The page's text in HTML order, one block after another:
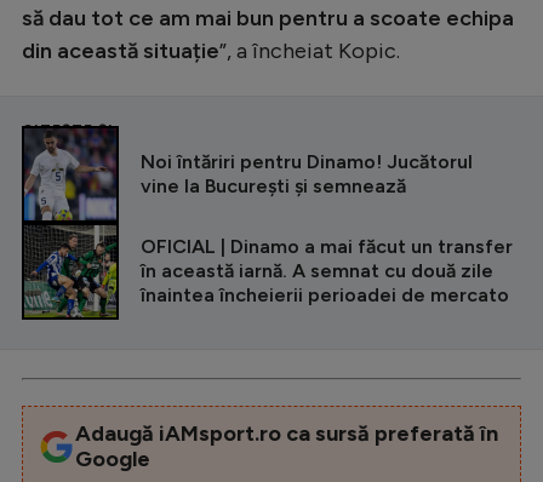
să dau tot ce am mai bun pentru a scoate echipa
din această situație”, a încheiat Kopic.
CITEȘTE ȘI
Noi întăriri pentru Dinamo! Jucătorul
vine la București și semnează
OFICIAL | Dinamo a mai făcut un transfer
în această iarnă. A semnat cu două zile
înaintea încheierii perioadei de mercato
Adaugă iAMsport.ro ca sursă preferată în
Google